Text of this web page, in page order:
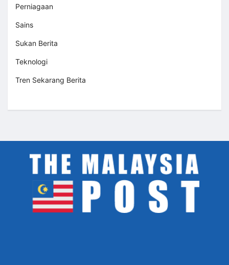
Perniagaan
Sains
Sukan Berita
Teknologi
Tren Sekarang Berita